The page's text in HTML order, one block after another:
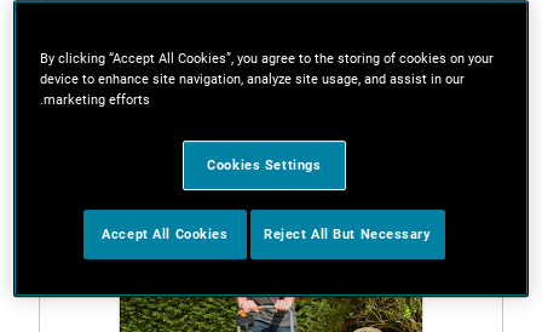
By clicking “Accept All Cookies”, you agree to the storing of cookies on your
device to enhance site navigation, analyze site usage, and assist in our
marketing efforts.
Cookies Settings
Reject All But Necessary
Accept All Cookies